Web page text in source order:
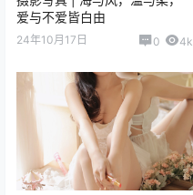
爱与不爱皆白由
24年10月17日 0 4k